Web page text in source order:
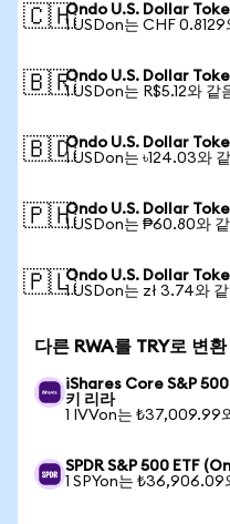
🇨🇭Ondo U.S. Dollar
1 USDon는 CHF 0.8129
🇧🇷Ondo U.S. Dollar
1 USDon는 R$5.12와 같
🇧🇩Ondo U.S. Dollar
1 USDon는 ৳124.03와
🇵🇭Ondo U.S. Dollar
1 USDon는 ₱60.80와
🇵🇱Ondo U.S. Dollar
1 USDon는 zł 3.74와
다른 RWA를 TRY로 변환
iShares Core S&P
키 리라
1 IVVon는 ₺37,009.99
SPDR S&P 500 ETF
1 SPYon는 ₺36,906.09